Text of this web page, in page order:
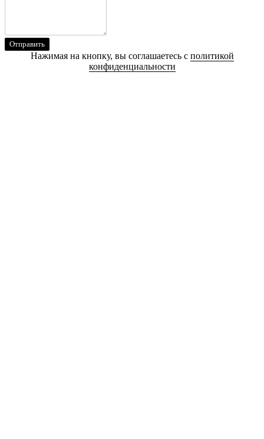
Отправить
Нажимая на кнопку, вы соглашаетесь с политикой
конфиденциальности